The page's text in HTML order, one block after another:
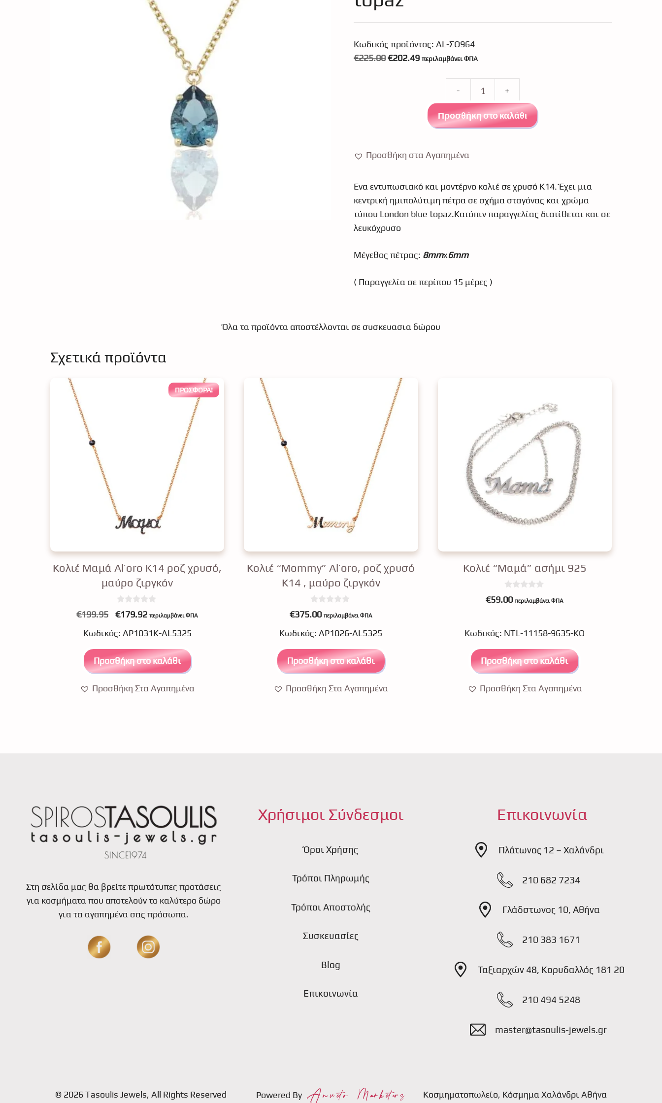
Κωδικός προϊόντος: AL-ΣΟ964
€225.00 Original
€202.49Η
€202.49.
περιλαμβάνει ΦΠΑ
δάκρυ
london
topaz
Προσθήκη στο καλάθι
Προσθήκη στα Αγαπημένα
Ένα εντυπωσιακό και μοντέρνο κολιέ σε χρυσό Κ14. Έχει μια
κεντρική ημιπολύτιμη πέτρα σε σχήμα σταγόνας και χρώμα
τύπου London blue topaz.Κατόπιν παραγγελίας διατίθεται και σε
λευκόχρυσο
Μέγεθος πέτρας: 8mmx6mm
( Παραγγελία σε περίπου 15 μέρες )
Όλα τα προϊόντα αποστέλλονται σε συσκευασια δώρου
Σχετικά προϊόντα
ΠΡΟΣΦΟΡΆ!
Κολιέ Μαμά Al’oro K14 ροζ χρυσό,
μαύρο ζιργκόν
0
o
t
o
5
€199.95
Original
was:
€199.95.
€179.92Η
τιμή
είναι:
€179.92.
περιλαμβάνει ΦΠΑ
Κωδικός: ΑΡ1031Κ-AL5325
Προσθήκη στο καλάθι
Προσθήκη Στα Αγαπημένα
Κολιέ “Mommy” Al’oro, ροζ χρυσό
Κ14 , μαύρο ζιργκόν
0
o
t
o
5
€375.00 περιλαμβάνει ΦΠΑ
Κωδικός: ΑΡ1026-AL5325
Προσθήκη στο καλάθι
Προσθήκη Στα Αγαπημένα
Κολιέ “Μαμά” ασήμι 925
0
o
f
€59.00 περιλαμβάνει ΦΠΑ
Κωδικός: NTL-11158-9635-KO
Προσθήκη στο καλάθι
Προσθήκη Στα Αγαπημένα
Στη σελίδα μας θα βρείτε πρωτότυπες προτάσεις
για κοσμήματα που αποτελούν το καλύτερο δώρο
για τα αγαπημένα σας πρόσωπα.
Χρήσιμοι Σύνδεσμοι
Όροι Χρήσης
Τρόποι Πληρωμής
Τρόποι Αποστολής
Συσκευασίες
Blog
Επικοινωνία
Επικοινωνία
Πλάτωνος 12 – Χαλάνδρι
210 682 7234
Γλάδστωνος 10, Αθήνα
210 383 1671
Ταξιαρχών 48, Κορυδαλλός 181 20
210 494 5248
master@tasoulis-jewels.gr
© 2026 Tasoulis Jewels, All Rights Reserved Powered By Κοσμηματοπωλείο, Κόσμημα Χαλάνδρι Αθήνα